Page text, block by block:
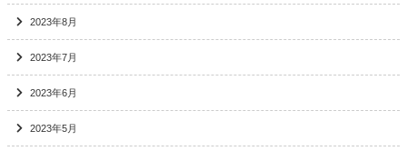
2023年8月
2023年7月
2023年6月
2023年5月